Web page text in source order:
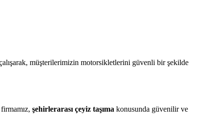
müşterilerimizin motorsikletlerini güvenli bir şekilde
şehirlerarası çeyiz taşıma konusunda güvenilir ve